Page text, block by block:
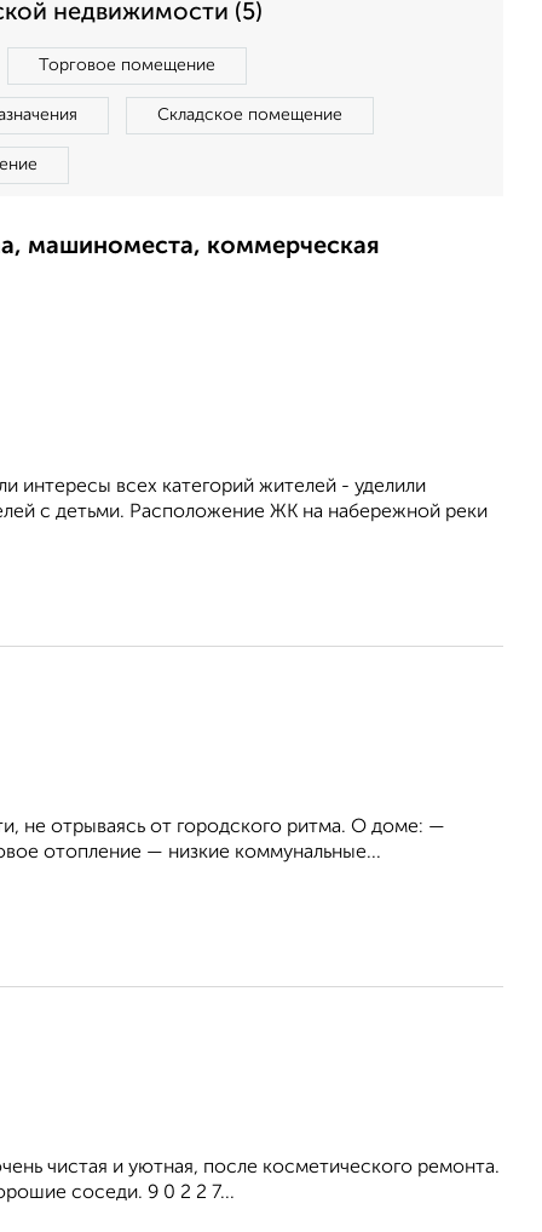
недвижимости (5)
Торговое помещение
Складское помещение
машиноместа, коммерческая
интересы всех категорий жителей - уделили
с детьми. Расположение ЖК на набережной реки
не отрываясь от городского ритма. О доме: —
отопление — низкие коммунальные...
чистая и уютная, после косметического ремонта.
соседи. 9 0 2 2 7...